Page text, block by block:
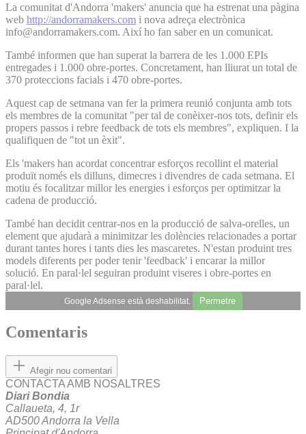
La comunitat d'Andorra 'makers' anuncia que ha estrenat una pàgina
web http://andorramakers.com i nova adreça electrònica
info@andorramakers.com. Així ho fan saber en un comunicat.
També informen que han superat la barrera de les 1.000 EPIs
entregades i 1.000 obre-portes. Concretament, han lliurat un total de
370 proteccions facials i 470 obre-portes.
Aquest cap de setmana van fer la primera reunió conjunta amb tots
els membres de la comunitat "per tal de conèixer-nos tots, definir els
propers passos i rebre feedback de tots els membres", expliquen. I la
qualifiquen de "tot un èxit".
Els 'makers han acordat concentrar esforços recollint el material
produït només els dilluns, dimecres i divendres de cada setmana. El
motiu és focalitzar millor les energies i esforços per optimitzar la
cadena de producció.
També han decidit centrar-nos en la producció de salva-orelles, un
element que ajudarà a minimitzar les dolències relacionades a portar
durant tantes hores i tants dies les mascaretes. N'estan produint tres
models diferents per poder tenir 'feedback' i encarar la millor
solució. En paral·lel seguiran produint viseres i obre-portes en
paral·lel.
Google Adsense està deshabilitat. Permetre
Comentaris
Afegir nou comentari
CONTACTA AMB NOSALTRES
Diari Bondia
Callaueta, 4, 1r
AD500 Andorra la Vella